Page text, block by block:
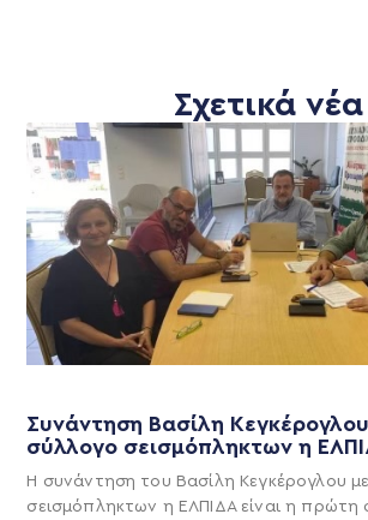
Σχετικά νέα
Συνάντηση Βασίλη
σύλλογο σεισμόπληκτων η
Η συνάντηση του Βασίλη Κεγκέρογλου
σεισμόπληκτων η ΕΛΠΙΔΑ είναι η πρώτη